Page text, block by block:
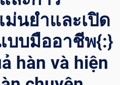
นยำและเปิด
บบมืออาชีพ{:}
hàn và hiện